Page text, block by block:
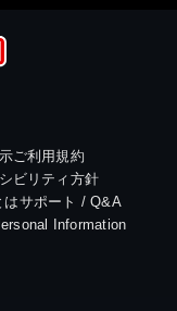
ご利用規約
ビリティ方針
はサポート / Q&A
Information